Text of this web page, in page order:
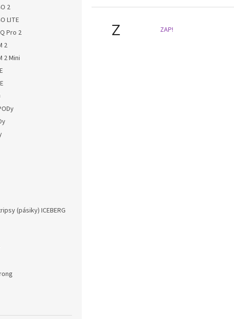
2
LITE
Pro 2
2
2 Mini
(pásiky) ICEBERG
Z ZAP!